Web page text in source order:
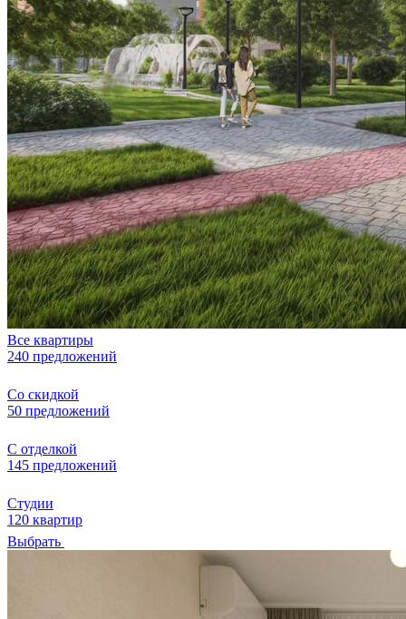
Все квартиры
240 предложений
Со скидкой
50 предложений
С отделкой
145 предложений
Студии
120 квартир
Выбрать